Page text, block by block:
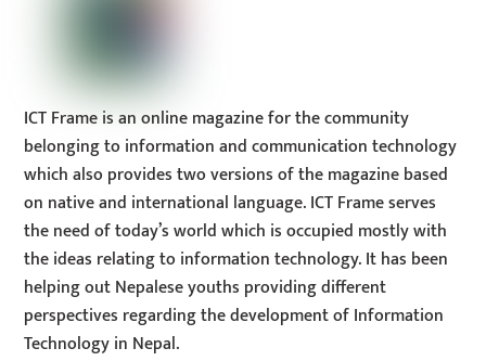
ICT Frame is an online magazine for the community
belonging to information and communication technology
which also provides two versions of the magazine based
on native and international language. ICT Frame serves
the need of today’s world which is occupied mostly with
the ideas relating to information technology. It has been
helping out Nepalese youths providing different
perspectives regarding the development of Information
Technology in Nepal.